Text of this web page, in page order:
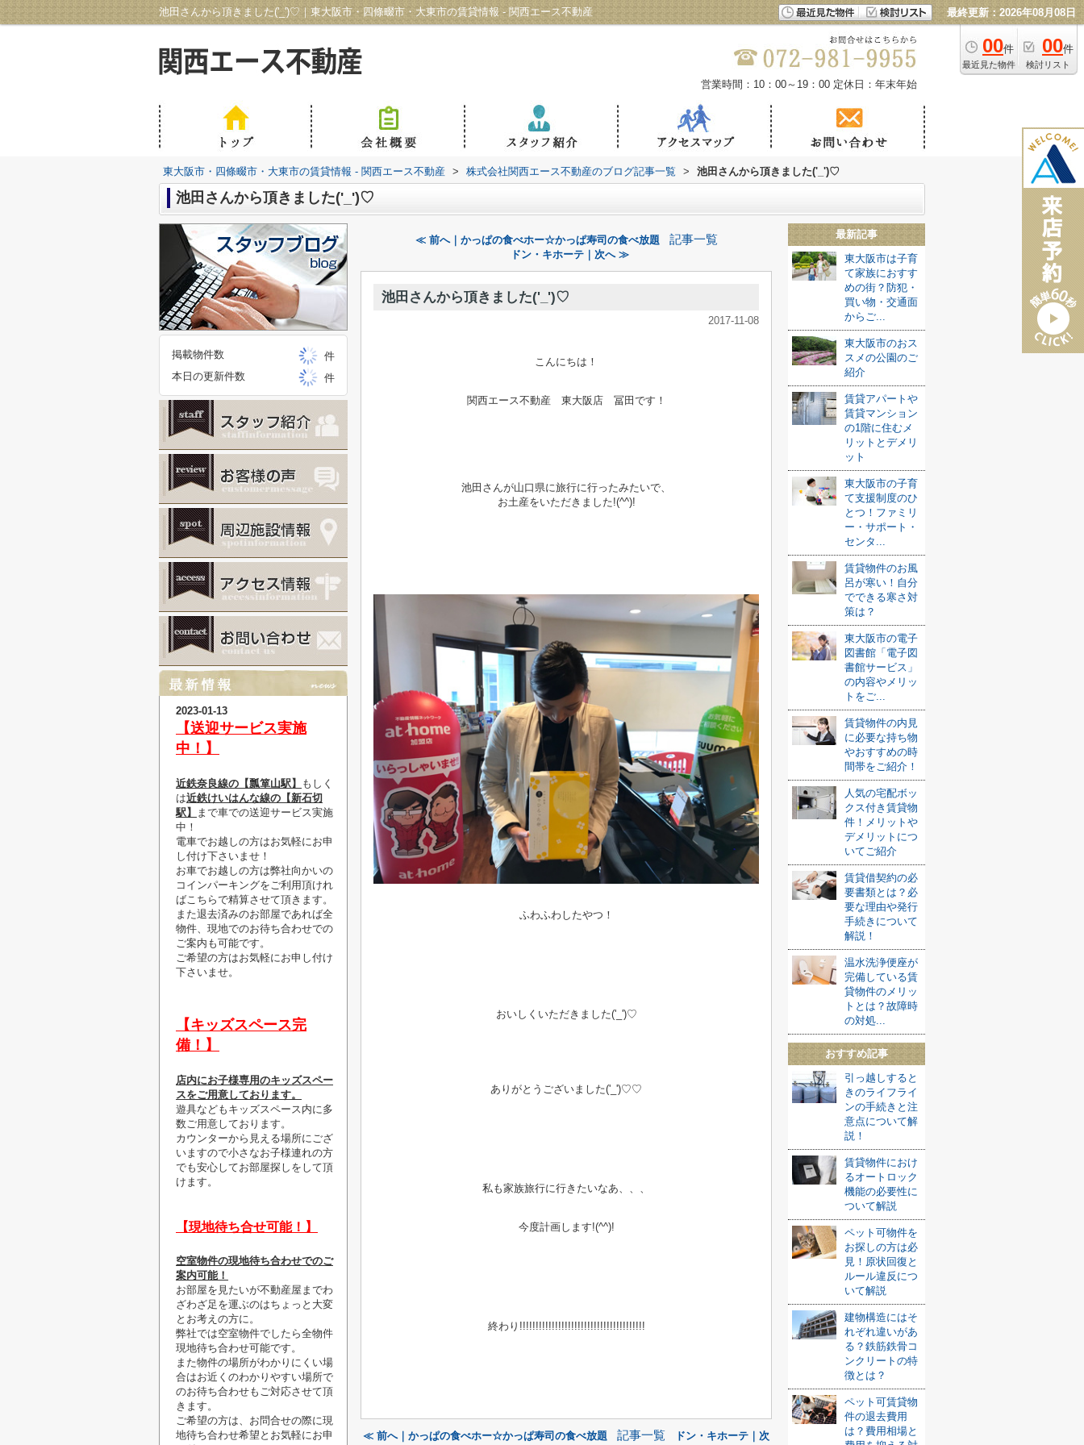
池田さんから頂きました('_')♡｜東大阪市・四條畷市・大東市の賃貸情報 - 関西エース不動産 最終更新：2026年08月08日
00件
最近見た物件
00件
検討リスト
営業時間：10：00～19：00 定休日：年末年始
東大阪市・四條畷市・大東市の賃貸情報 - 関西エース不動産 > 株式会社関西エース不動産のブログ記事一覧 > 池田さんから頂きました('_')♡
池田さんから頂きました('_')♡
≪ 前へ｜かっぱの食べホー☆かっぱ寿司の食べ放題 記事一覧
ドン・キホーテ｜次へ ≫
池田さんから頂きました('_')♡
2017-11-08
こんにちは！
関西エース不動産 東大阪店 冨田です！
池田さんが山口県に旅行に行ったみたいで、
お土産をいただきました!(^^)!
ふわふわしたやつ！
おいしくいただきました('_')♡
ありがとうございました('_')♡♡
私も家族旅行に行きたいなあ、、、
今度計画します!(^^)!
終わり !!!!!!!!!!!!!!!!!!!!!!!!!!!!!!!!!!!!!!!
≪ 前へ｜かっぱの食べホー☆かっぱ寿司の食べ放題 記事一覧
ドン・キホーテ｜次
最新記事
東大阪市は子育
て家族におすす
めの街？防犯・
買い物・交通面
からご...
東大阪市のおス
スメの公園のご
紹介
賃貸アパートや
賃貸マンション
の1階に住むメ
リットとデメリ
ット
東大阪市の子育
て支援制度のひ
とつ！ファミリ
ー・サポート・
センタ...
賃貸物件のお風
呂が寒い！自分
でできる寒さ対
策は？
東大阪市の電子
図書館「電子図
書館サービス」
の内容やメリッ
トをご...
賃貸物件の内見
に必要な持ち物
やおすすめの時
間帯をご紹介！
人気の宅配ボッ
クス付き賃貸物
件！メリットや
デメリットにつ
いてご紹介
賃貸借契約の必
要書類とは？必
要な理由や発行
手続きについて
解説！
温水洗浄便座が
完備している賃
貸物件のメリッ
トとは？故障時
の対処...
おすすめ記事
引っ越しすると
きのライフライ
ンの手続きと注
意点について解
説！
賃貸物件におけ
るオートロック
機能の必要性に
ついて解説
ペット可物件を
お探しの方は必
見！原状回復と
ルール違反につ
いて解説
建物構造にはそ
れぞれ違いがあ
る？鉄筋鉄骨コ
ンクリートの特
徴とは？
ペット可賃貸物
件の退去費用
は？費用相場と
掲載物件数
件
本日の更新件数
件
2023-01-13
【送迎サービス実施
中！】
近鉄奈良線の【瓢箪山駅】
もしく
は近鉄けいはんな線の【新石切
駅】
まで車での送迎サービス実施
中！
電車でお越しの方はお気軽にお申
し付け下さいませ！
お車でお越しの方は弊社向かいの
コインパーキングをご利用頂けれ
ばこちらで精算させて頂きます。
また退去済みのお部屋であれば全
物件、現地でのお待ち合わせでの
ご案内も可能です。
ご希望の方はお気軽にお申し付け
下さいませ。
【キッズスペース完
備！】
店内にお子様専用のキッズスペー
スをご用意しております。
遊具などもキッズスペース内に多
数ご用意しております。
カウンターから見える場所にござ
いますので小さなお子様連れの方
でも安心してお部屋探しをして頂
けます。
【現地待ち合せ可能！】
空室物件の現地待ち合わせでのご
案内可能！
お部屋を見たいが不動産屋までわ
ざわざ足を運ぶのはちょっと大変
とお考えの方に。
弊社では空室物件でしたら全物件
現地待ち合わせ可能です。
また物件の場所がわかりにくい場
合はお近くのわかりやすい場所で
のお待ち合わせもご対応させて頂
きます。
ご希望の方は、お問合せの際に現
地待ち合わせ希望とお気軽にお申